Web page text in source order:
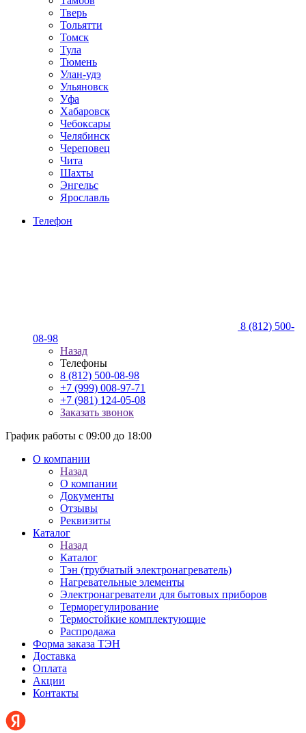
Тверь
Тольятти
Томск
Тула
Тюмень
Улан-удэ
Ульяновск
Уфа
Хабаровск
Чебоксары
Челябинск
Череповец
Чита
Шахты
Энгельс
Ярославль
Телефон
8 (812) 500-
08-98
Назад
Телефоны
8 (812) 500-08-98
+7 (999) 008-97-71
+7 (981) 124-05-08
Заказать звонок
График работы с 09:00 до 18:00
О компании
Назад
О компании
Документы
Отзывы
Реквизиты
Каталог
Назад
Каталог
Тэн (трубчатый электронагреватель)
Нагревательные элементы
Электронагреватели для бытовых приборов
Терморегулирование
Термостойкие комплектующие
Распродажа
Форма заказа ТЭН
Доставка
Оплата
Акции
Контакты